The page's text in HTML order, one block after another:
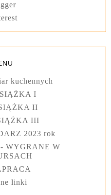
kuchennych
I
II
III
2023 rok
WYGRANE W
linki